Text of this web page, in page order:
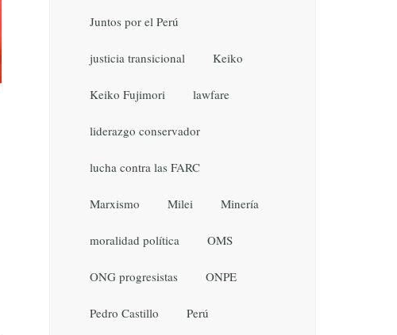
Juntos por el Perú
justicia transicional Keiko
Keiko Fujimori lawfare
liderazgo conservador
lucha contra las FARC
Marxismo Milei Minería
moralidad política OMS
ONG progresistas ONPE
Pedro Castillo Perú